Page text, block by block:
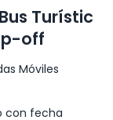
Turístic
off
Móviles
con fecha